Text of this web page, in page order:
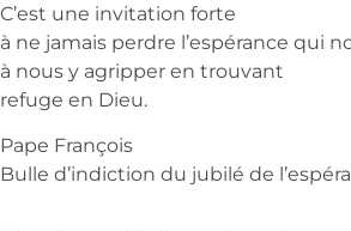
C’est une invitation forte
à ne jamais perdre l’espérance qui
à nous y agripper en trouvant
refuge en Dieu.
Pape François
Bulle d’indiction du jubilé de